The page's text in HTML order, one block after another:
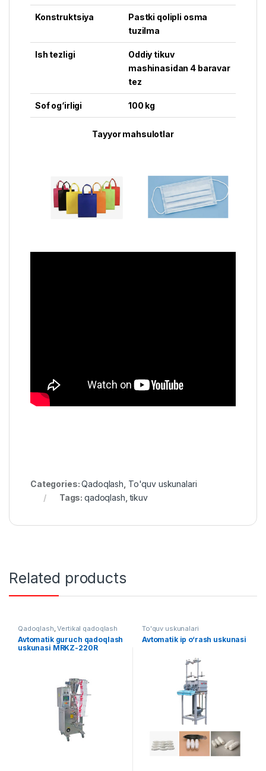
Konstruktsiya
Pastki qolipli osma
tuzilma
Ish tezligi
Oddiy tikuv
mashinasidan 4 baravar
tez
Sof og‘irligi 100 kg
Tayyor mahsulotlar
Categories:Qadoqlash To'quv uskunalari
Tags:qadoqlash ,tikuv
Related products
Qadoqlash,Vertikal qadoqlash
Avtomatik guruch qadoqlash
uskunasi MRKZ-220R
To'quv uskunalari
Avtomatik ip o‘rash uskunasi